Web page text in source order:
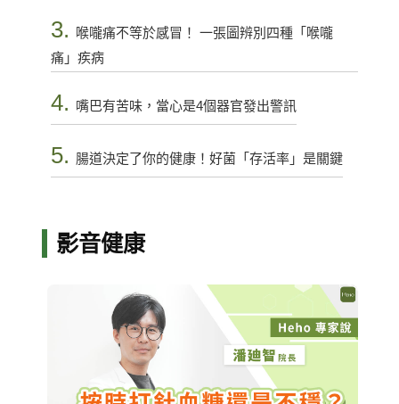
3.
喉嚨痛不等於感冒！ 一張圖辨別四種「喉嚨
痛」疾病
4. 嘴巴有苦味，當心是4個器官發出警訊
5. 腸道決定了你的健康！好菌「存活率」是關鍵
影音健康